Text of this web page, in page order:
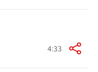
4:33